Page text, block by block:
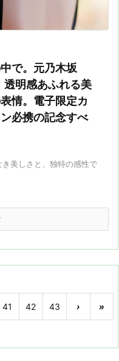
で。元乃木坂
明感あふれる美
情。電子限定カ
必携の記念すべ
美しさと、独特の感性で
41 42 43 › »